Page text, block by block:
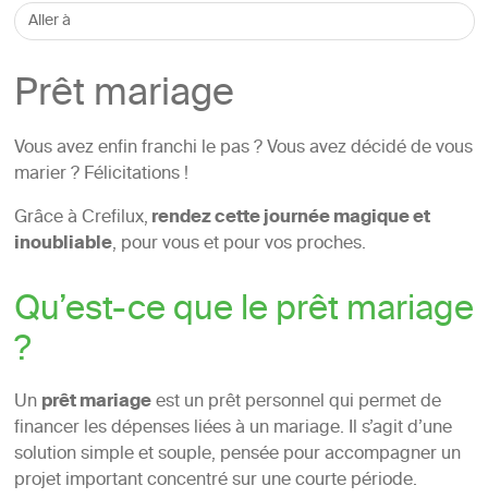
Prêt mariage
Vous avez enfin franchi le pas ? Vous avez décidé de vous
marier ? Félicitations !
Grâce à Crefilux,rendez cette journée magique et
inoubliable, pour vous et pour vos proches.
Qu’est-ce que le prêt mariage
?
Unprêt mariageest un prêt personnel qui permet de
financer les dépenses liées à un mariage. Il s’agit d’une
solution simple et souple, pensée pour accompagner un
projet important concentré sur une courte période.